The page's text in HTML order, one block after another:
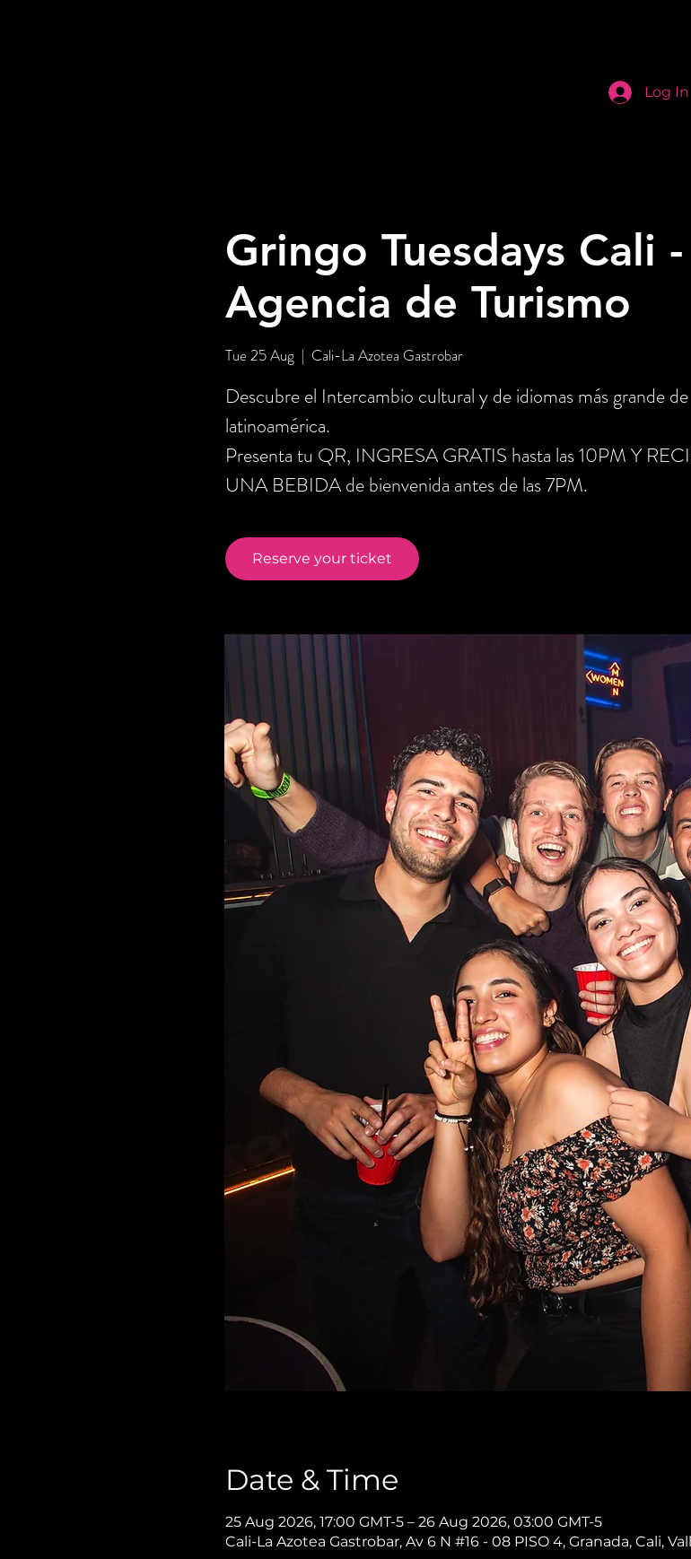
Log In
Gringo Tuesdays Cali
Agencia de Turismo
Tue 25 Aug
  |
Cali-La Azotea Gastrobar
Descubre el Intercambio cultural y de idiomas más grande de
latinoamérica.
Presenta tu QR, INGRESA GRATIS hasta las 10PM Y
UNA BEBIDA de bienvenida antes de las 7PM.
Reserve your ticket
Date & Time
25 Aug 2026, 17:00 GMT-5 – 26 Aug 2026, 03:00 GMT-5
Cali-La Azotea Gastrobar, Av 6 N #16 - 08 PISO 4, Granada, Cali,